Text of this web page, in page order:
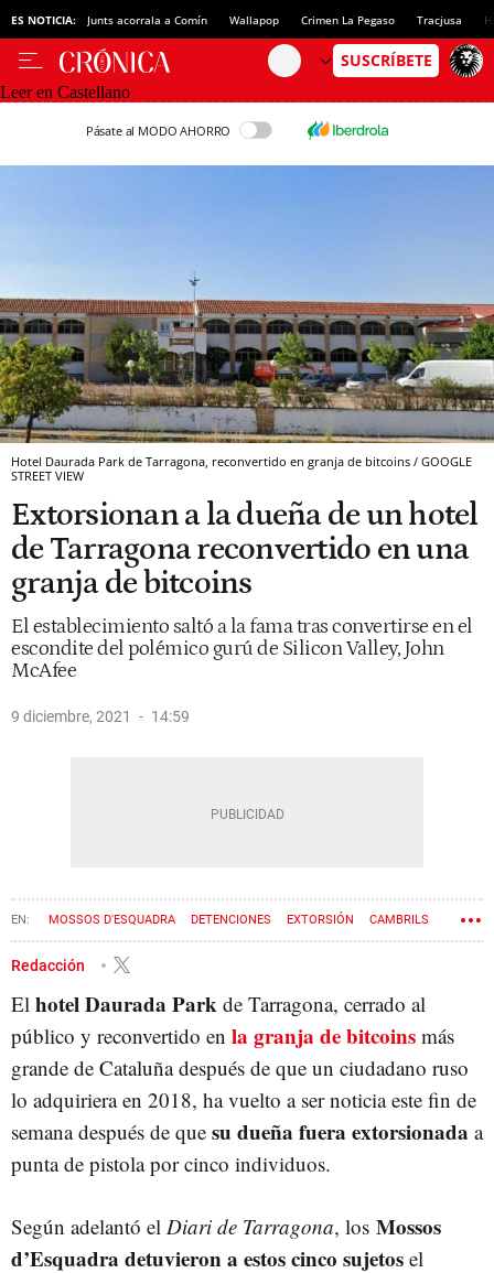
ES NOTICIA: Junts acorrala a Comín Wallapop Crimen La Pegaso Tracjusa
Leer en Castellano
Pásate al MODO AHORRO
Hotel Daurada Park de Tarragona, reconvertido en granja de bitcoins / GOOGLE
STREET VIEW
Extorsionan a la dueña de un hotel
de Tarragona reconvertido en una
granja de bitcoins
El establecimiento saltó a la fama tras convertirse en el
escondite del polémico gurú de Silicon Valley, John
McAfee
9 diciembre, 2021 14:59
MOSSOS D'ESQUADRA DETENCIONES EXTORSIÓN CAMBRILS
Redacción
El hotel Daurada Park de Tarragona, cerrado al
público y reconvertido en la granja de bitcoins más
grande de Cataluña después de que un ciudadano ruso
lo adquiriera en 2018, ha vuelto a ser noticia este fin de
semana después de que su dueña fuera extorsionada a
punta de pistola por cinco individuos.
Según adelantó el Diari de Tarragona, los Mossos
d’Esquadra detuvieron a estos cinco sujetos el